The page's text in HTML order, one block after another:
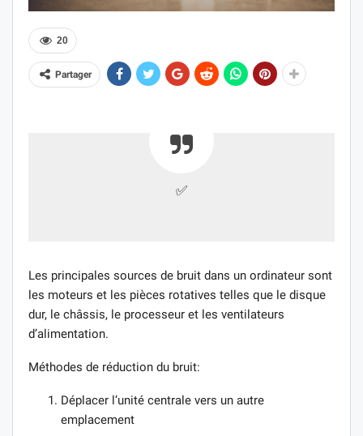
20
Partager
✅
Les principales sources de bruit dans un ordinateur sont
les moteurs et les pièces rotatives telles que le disque
dur, le châssis, le processeur et les ventilateurs
d’alimentation.
Méthodes de réduction du bruit:
Déplacer l’unité centrale vers un autre
emplacement